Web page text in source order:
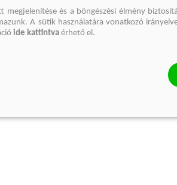
megjelenítése és a böngészési élmény
A sütik használatára vonatkozó
ide kattintva érhető el.